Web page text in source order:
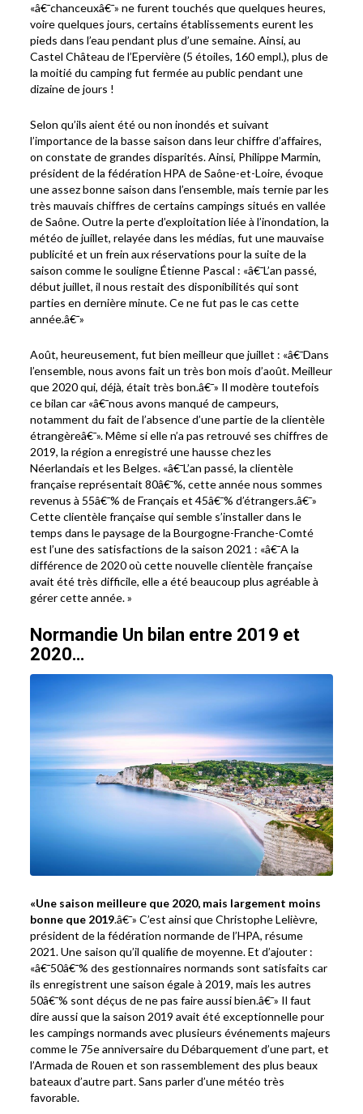
«â€¯chanceuxâ€¯» ne furent touchés que quelques heures,
voire quelques jours, certains établissements eurent les
pieds dans l’eau pendant plus d’une semaine. Ainsi, au
Castel Château de l’Epervière (5 étoiles, 160 empl.), plus de
la moitié du camping fut fermée au public pendant une
dizaine de jours !
Selon qu’ils aient été ou non inondés et suivant
l’importance de la basse saison dans leur chiffre d’affaires,
on constate de grandes disparités. Ainsi, Philippe Marmin,
président de la fédération HPA de Saône-et-Loire, évoque
une assez bonne saison dans l’ensemble, mais ternie par les
très mauvais chiffres de certains campings situés en vallée
de Saône. Outre la perte d’exploitation liée à l’inondation, la
météo de juillet, relayée dans les médias, fut une mauvaise
publicité et un frein aux réservations pour la suite de la
saison comme le souligne Étienne Pascal : «â€¯L’an passé,
début juillet, il nous restait des disponibilités qui sont
parties en dernière minute. Ce ne fut pas le cas cette
année.â€¯»
Août, heureusement, fut bien meilleur que juillet : «â€¯Dans
l’ensemble, nous avons fait un très bon mois d’août. Meilleur
que 2020 qui, déjà, était très bon.â€¯» Il modère toutefois
ce bilan car «â€¯nous avons manqué de campeurs,
notamment du fait de l’absence d’une partie de la clientèle
étrangèreâ€¯». Même si elle n’a pas retrouvé ses chiffres de
2019, la région a enregistré une hausse chez les
Néerlandais et les Belges. «â€¯L’an passé, la clientèle
française représentait 80â€¯%, cette année nous sommes
revenus à 55â€¯% de Français et 45â€¯% d’étrangers.â€¯»
Cette clientèle française qui semble s’installer dans le
temps dans le paysage de la Bourgogne-Franche-Comté
est l’une des satisfactions de la saison 2021 : «â€¯A la
différence de 2020 où cette nouvelle clientèle française
avait été très difficile, elle a été beaucoup plus agréable à
gérer cette année. »
Normandie Un bilan entre 2019 et
2020…
«Une saison meilleure que 2020, mais largement moins
bonne que 2019.â€¯» C’est ainsi que Christophe Lelièvre,
président de la fédération normande de l’HPA, résume
2021. Une saison qu’il qualifie de moyenne. Et d’ajouter :
«â€¯50â€¯% des gestionnaires normands sont satisfaits car
ils enregistrent une saison égale à 2019, mais les autres
50â€¯% sont déçus de ne pas faire aussi bien.â€¯» Il faut
dire aussi que la saison 2019 avait été exceptionnelle pour
les campings normands avec plusieurs événements majeurs
comme le 75e anniversaire du Débarquement d’une part, et
l’Armada de Rouen et son rassemblement des plus beaux
bateaux d’autre part. Sans parler d’une météo très
favorable.